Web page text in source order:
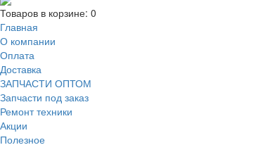
Товаров в корзине: 0
Главная
О компании
Оплата
Доставка
ЗАПЧАСТИ ОПТОМ
Запчасти под заказ
Ремонт техники
Акции
Полезное